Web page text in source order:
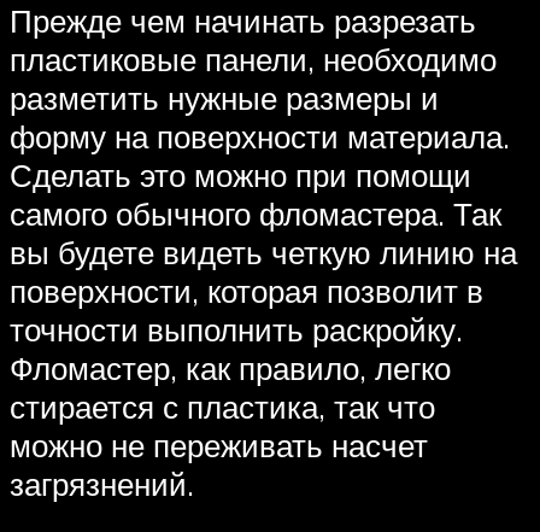
Прежде чем начинать разрезать
пластиковые панели, необходимо
разметить нужные размеры и
форму на поверхности материала.
Сделать это можно при помощи
самого обычного фломастера. Так
вы будете видеть четкую линию на
поверхности, которая позволит в
точности выполнить раскройку.
Фломастер, как правило, легко
стирается с пластика, так что
можно не переживать насчет
загрязнений.